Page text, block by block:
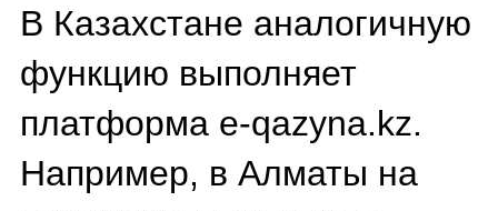
для инвесторов —
вложения. Однако перед
участием в торгах стоит
тщательно изучить
состояние лота, проверить